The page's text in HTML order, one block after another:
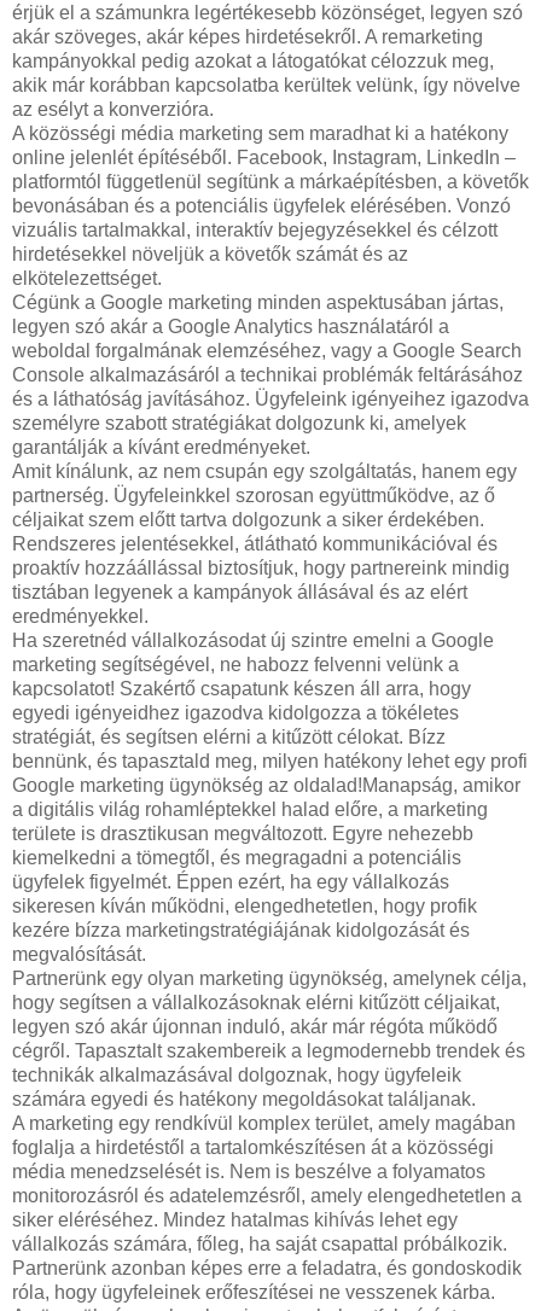
érjük el a számunkra legértékesebb közönséget, legyen szó
akár szöveges, akár képes hirdetésekről. A remarketing
kampányokkal pedig azokat a látogatókat célozzuk meg,
akik már korábban kapcsolatba kerültek velünk, így növelve
az esélyt a konverzióra.
A közösségi média marketing sem maradhat ki a hatékony
online jelenlét építéséből. Facebook, Instagram, LinkedIn –
platformtól függetlenül segítünk a márkaépítésben, a követők
bevonásában és a potenciális ügyfelek elérésében. Vonzó
vizuális tartalmakkal, interaktív bejegyzésekkel és célzott
hirdetésekkel növeljük a követők számát és az
elkötelezettséget.
Cégünk a Google marketing minden aspektusában jártas,
legyen szó akár a Google Analytics használatáról a
weboldal forgalmának elemzéséhez, vagy a Google Search
Console alkalmazásáról a technikai problémák feltárásához
és a láthatóság javításához. Ügyfeleink igényeihez igazodva
személyre szabott stratégiákat dolgozunk ki, amelyek
garantálják a kívánt eredményeket.
Amit kínálunk, az nem csupán egy szolgáltatás, hanem egy
partnerség. Ügyfeleinkkel szorosan együttműködve, az ő
céljaikat szem előtt tartva dolgozunk a siker érdekében.
Rendszeres jelentésekkel, átlátható kommunikációval és
proaktív hozzáállással biztosítjuk, hogy partnereink mindig
tisztában legyenek a kampányok állásával és az elért
eredményekkel.
Ha szeretnéd vállalkozásodat új szintre emelni a Google
marketing segítségével, ne habozz felvenni velünk a
kapcsolatot! Szakértő csapatunk készen áll arra, hogy
egyedi igényeidhez igazodva kidolgozza a tökéletes
stratégiát, és segítsen elérni a kitűzött célokat. Bízz
bennünk, és tapasztald meg, milyen hatékony lehet egy profi
Google marketing ügynökség az oldalad!Manapság, amikor
a digitális világ rohamléptekkel halad előre, a marketing
területe is drasztikusan megváltozott. Egyre nehezebb
kiemelkedni a tömegtől, és megragadni a potenciális
ügyfelek figyelmét. Éppen ezért, ha egy vállalkozás
sikeresen kíván működni, elengedhetetlen, hogy profik
kezére bízza marketingstratégiájának kidolgozását és
megvalósítását.
Partnerünk egy olyan marketing ügynökség, amelynek célja,
hogy segítsen a vállalkozásoknak elérni kitűzött céljaikat,
legyen szó akár újonnan induló, akár már régóta működő
cégről. Tapasztalt szakembereik a legmodernebb trendek és
technikák alkalmazásával dolgoznak, hogy ügyfeleik
számára egyedi és hatékony megoldásokat találjanak.
A marketing egy rendkívül komplex terület, amely magában
foglalja a hirdetéstől a tartalomkészítésen át a közösségi
média menedzselését is. Nem is beszélve a folyamatos
monitorozásról és adatelemzésről, amely elengedhetetlen a
siker eléréséhez. Mindez hatalmas kihívás lehet egy
vállalkozás számára, főleg, ha saját csapattal próbálkozik.
Partnerünk azonban képes erre a feladatra, és gondoskodik
róla, hogy ügyfeleinek erőfeszítései ne vesszenek kárba.